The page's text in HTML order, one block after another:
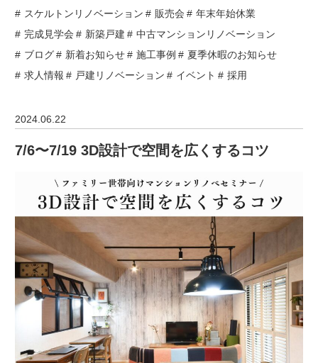
スケルトンリノベーション
販売会
年末年始休業
完成見学会
新築戸建
中古マンションリノベーション
ブログ
新着お知らせ 施工事例
夏季休暇のお知らせ
求人情報
戸建リノベーション イベント 採用
2024.06.22
7/6〜7/19 3D設計で空間を広くするコツ